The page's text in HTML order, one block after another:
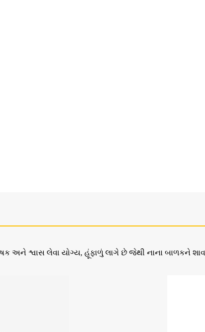
અને શ્વાસ લેવા યોગ્ય, હૂંફાળું લાગે છે જેથી નાના બાળકને